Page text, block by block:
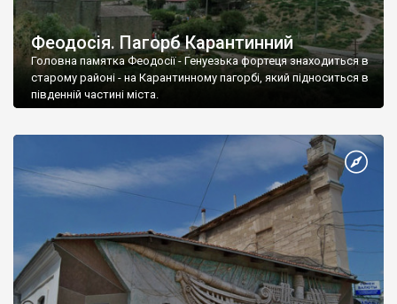
Феодосія. Пагорб Карантинний
Головна памятка Феодосії - Генуезька фортеця знаходиться в
старому районі - на Карантинному пагорбі, який підноситься в
південній частині міста.